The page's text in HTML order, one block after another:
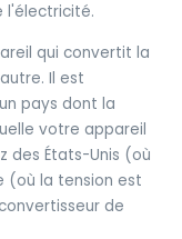
l'électricité.
qui convertit la
Il est
pays dont la
votre appareil
des États-Unis (où
(où la tension est
de